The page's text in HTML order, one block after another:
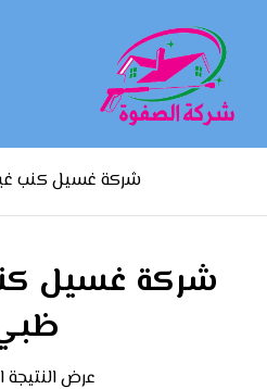
شركة غسيل كنب
شركة غسيل
عرض النتيجة